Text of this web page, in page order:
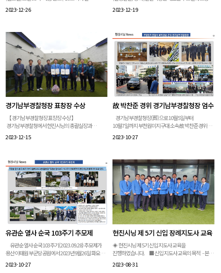
뚫고 강원본부 본부장 외 26명은 현진시닝 본사에 오전
강원본부 지명근 본부장님, 잘생기고 멋있는 이규호
팀장, 이쁜 박지영팀장, 착한 설혜진팀장께서
현진시닝 본사에 방문 하였습니다. 강의실에서는
박승호 운영부문장님의 인사 말씀과 의전관리실
강철실장의 현진시닝 소개 및 Q&A로 약40분 정도
소요. 그냥 오셔도 되었는데 '강원도 정'이 대단하다는
것을 알 수 있었습니다. 관리사 팀장님께서 새벽부터
만들었다며 가져오신 도토리묵은 현진시닝의 전
배려에 감동 할 수 밖에 없었습니다.강원본부
관리사님들의 단합 되고 진지하게 현진시닝의 소개를
듣는 모습은 강원본부의 찬란한 미래를 보는 것
팀장님, 관리사님 새해 복 많이 받으시고, 늘 언제나
2023-12-26
디지털 추모 캔버스)'를 개발, 해당 특허가 지난 8월
대체하여 사용할 수 있도록 스텐드가 결합된
근조용 디지털 표시 장치입니다. 표시 장치에는 근조
문구, 기업 또는 회사명 등의 다양한 정보를 디지털
형식으로 표현이 가능합니다. 특히 디스플레이 장치
전면 하단에 근조용 꽃 이미지와 함께 근조 문구가 함께
인쇄되어 디자인 적으로도 눈길을 사로 잡으며,
장례식장 입구, 빈소, 영결식장 등 전원 연결이
가능하다면 어디서든 불편함 없이 설치 및 사용이
대표는 "그 동안 장례 용품으로만 보여지던 형식만
남은 획일적인 장례 서비스보다는 디지털 추모
캔버스와 같이 고인의 이야기를 담고 서로 나눌 수 있는
추모 용품을 개발하는데 현진시닝이 앞장 서 나갈
캔버스란?]- 가족과 지인, 회사 직원들이 촬영한
고인의 생전 모습과 육성이 담긴 영상 또는 사진을
편집하여 고인의 추모 콘텐츠(영상)를 제작- 추모
콘텐츠를 디지털 추모 캔버스를 이용하여 상영, 빈소
입구, 제단 옆, 접객실 내부 등에 배치하여 유가족 및
조문객에 노출- 빈소 내외부 이동 동선에 배치하여
유가족과 조문객이 오가며 자연스럽게 고인과 함께한
추억들을 나눌 수 있는 추모 공간 조성 - 추모 영상
중간에 기업 CI 및 BI와 함께 추모 메시지가 노출되어
소속 임직원 및 유가족의 소속감, 애사심 고취 - 장례
이후 고인의 삶의 기록이 담긴 콘텐츠를 공유하며
서로의 기억을 공유하고 이를 통해 건강한 사별애도의
경험 제공 (사진: 왼쪽 - 기업명과 추모 메시지 노출을
통한 디지털 근조기 효과 / 오른쪽 - 고인과의 추억을
2023-12-19
경기남부경찰청장 표창장 수상
【 경기남부경찰청장 표창장 수상 】
경기남부경찰청에서 현진시닝의 총괄실장과
현진시닝을 대표하여 진심으로 감사드립니다. 이번
경찰관들께서 나라와 국민을 위해 얼마나 헌신하고
있는지를 겪고 느낄 수 있었습니다. 경찰관의
노고와 헌신에 한 사람의 국민으로서 안전한 사회를
만들기 위해 노력하시는 경찰관 여러분께 존경과
경의를 표합니다. 故 박찬준 경위님의 순고하고
고귀한 희생과 경찰관 한분 한분이 우리 국민의
안전하고 행복한 일상을 지켜주심에 현진시닝인들
모두에게 큰 감동과 영감을 주고 있습니다.
자리에서 최선을 다하겠습니다. 다시 한번 경찰관
여러분의 노고와 헌신에 감사드리며, 앞으로도 국민의
안전과 행복한 일상을 지켜주시기를 부탁드립니다.
2023-12-15
故 박찬준 경위 경기남부경찰청장 엄수
경기남부경찰청장(葬)으로 10월5일부터
10월7일까지 부천원미지구대 소속 故 박찬준 경위의
추락하여 숨진 故 박찬준 경위는 경기남부경찰청장
한덕수국무총리를 비롯한 주요인사들과 많은 동료
경찰관들의 조문을 받았다. 10월7일 오전10시
부천원미경찰서 서정에서 열린 영결식은 유가족과
홍기현 경기남부경찰청장, 조선호 경기도
소방재난본부장 외 많은 동료 경찰관들이 참석한
가운데 진행되었다. 故 박찬준 경위의 책임감 있는
모습과 희생정신을 본받아 더 나은 세상이 될 수 있도록
하겠다는 경찰의 마음도 홍기현 청장의 조사를 통해 알
태어나지도 못한 아이에게 마지막 인사도 못한채
영면하여 안타까움을 더욱 주변에 전했다. 영결식을
마치고, 화장 후 국립서울현충원에 안장 되었다.
대해 진심으로 감사와 애도를 전합니다. 현진시닝의
2023-10-27
유관순 열사 순국 103주기 추모제
유관순 열사 순국 103주기(2023.09.28) 추모제가
용산 이태원 부군당공원에서 2023년9월26일 화요일
순국일인 28일이 아닌 26일에 앞당겨 진행 되었다.
2023-10-27
현진시닝 제 5기 신입 장례지도사 교육
◈ 현진시닝 제 5기 신입 지도사 교육을
진행하였습니다. ■ 신입 지도사 교육의 목적 - 본사
담당자와의 소통 및 업무 이해도를 높이고자 함 -
2023-08-31